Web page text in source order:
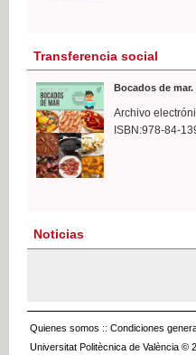
Transferencia social
Bocados de
Archivo
ISBN:978-84-
Noticias
Quienes somos :: Condiciones
Universitat Politècnica de València ©